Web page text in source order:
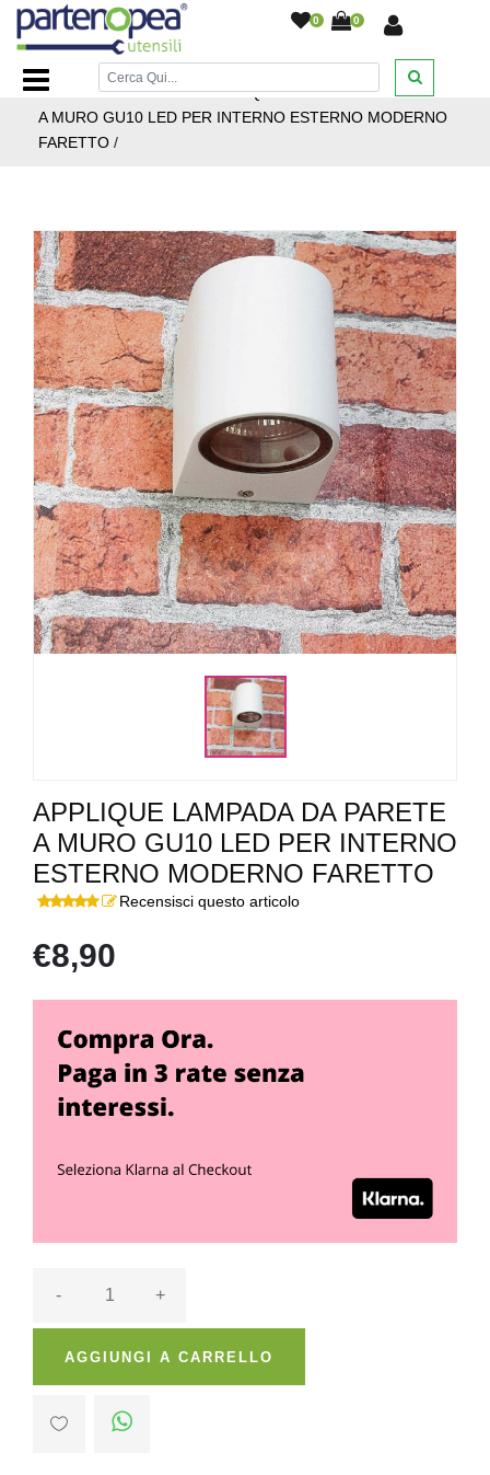
0 0
Home Page/ILLUMINAZIONE LED/APPLIQUE PER
INTERNI ED ESTERNI/APPLIQUE LAMPADA DA PARETE
A MURO GU10 LED PER INTERNO ESTERNO MODERNO
FARETTO /
APPLIQUE LAMPADA DA PARETE
A MURO GU10 LED PER INTERNO
ESTERNO MODERNO FARETTO
Recensisci questo articolo
€8,90
- +
AGGIUNGI A CARRELLO